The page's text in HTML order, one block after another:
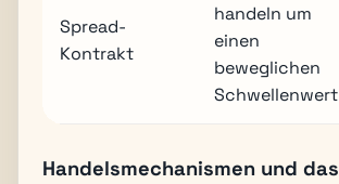
Spread-
Kontrakt
handeln um
einen
beweglichen
Schwellenwert
Handelsmechanismen und das